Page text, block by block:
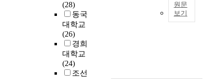
(28)
동국
대학교
(26)
경희
대학교
(24)
조선
원문
보기